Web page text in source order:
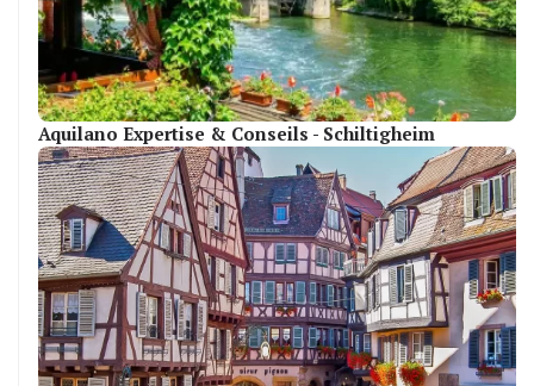
Aquilano Expertise & Conseils - Schiltigheim